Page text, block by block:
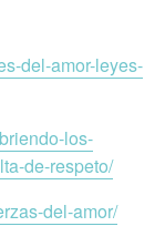
del-amor-leyes-
los-
de-respeto/
del-amor/